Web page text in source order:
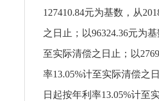
127410.84元为基数，从
之日止；以96324.36元为
至实际清偿之日止；以
率13.05%计至实际清偿之
日起按年利率13.05%计至